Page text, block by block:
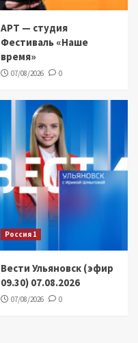
АРТ — студия
Фестиваль «Наше
время»
07/08/2026 0
Россия 1
Вести Ульяновск (эфир
09.30) 07.08.2026
07/08/2026 0